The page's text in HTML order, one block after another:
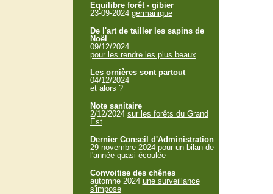
Equilibre forêt - gibier
23-09-2024 germanique
De l'art de tailler les sapins de
Noël
09/12/2024
pour les rendre les plus beaux
Les ornières sont partout
04/12/2024
et alors ?
Note sanitaire
2/12/2024 sur les forêts du Grand
Est
Dernier Conseil d'Administration
29 novembre 2024 pour un bilan de
l'année quasi écoulée
Convoitise des chênes
automne 2024 une surveillance
s'impose